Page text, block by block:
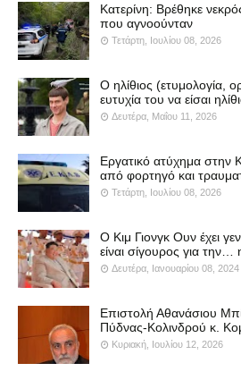
Κατερίνη: Βρέθηκε
που αγνοούνταν
Τετάρτη, Ιουλίου 08, 2026
Ο ηλίθιος (ετυμολογία,
ευτυχία του να είσαι
Δευτέρα, Μαΐου 11, 2026
Εργατικό ατύχημα στην
από φορτηγό και
Τετάρτη, Ιουλίου 08, 2026
Ο Κιμ Γιονγκ Ουν έχει
είναι σίγουρος για την…
Δευτέρα, Ιανουαρίου 08, 2024
Επιστολή Αθανάσιου
Πύδνας-Κολινδρού κ.
Κυριακή, Ιουλίου 12, 2026